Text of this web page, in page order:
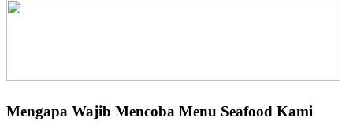
Mengapa Wajib Mencoba Menu Seafood Kami